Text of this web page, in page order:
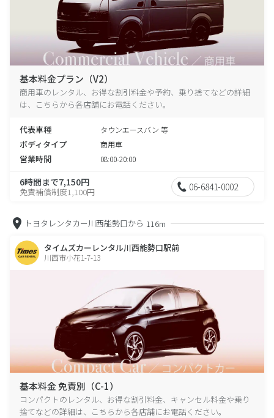
基本料金プラン（V2）
商用車のレンタル、お得な割引料金や予約、乗り捨てなどの詳細
は、こちらから各店舗にお電話ください。
代表車種 タウンエースバン 等
ボディタイプ 商用車
営業時間 08:00-20:00
6時間まで7,150円
免責補償制度1,100円 06-6841-0002
トヨタレンタカー川西能勢口から 116m
タイムズカーレンタル川西能勢口駅前
川西市小花1-7-13
基本料金 免責別（C-1）
コンパクトのレンタル、お得な割引料金、キャンセル料金や乗り
捨てなどの詳細は、こちらから各店舗にお電話ください。